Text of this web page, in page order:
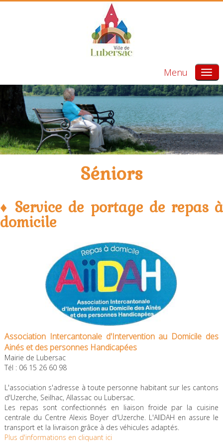
Menu
Séniors
♦ Service de portage de repas à
domicile
Association Intercantonale d'Intervention au Domicile des
Ainés et des personnes Handicapées
Mairie de Lubersac
Tél : 06 15 26 60 98
L'association s'adresse à toute personne habitant sur les cantons
d'Uzerche, Seilhac, Allassac ou Lubersac.
Les repas sont confectionnés en liaison froide par la cuisine
centrale du Centre Alexis Boyer d'Uzerche. L'AIIDAH en assure le
transport et la livraison grâce à des véhicules adaptés.
Plus d'informations en cliquant ici